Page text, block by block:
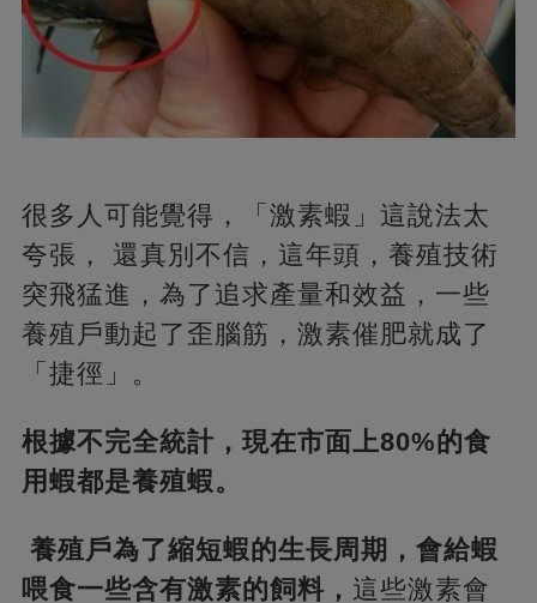
很多人可能覺得，「激素蝦」這說法太
夸張， 還真別不信，這年頭，養殖技術
突飛猛進，為了追求產量和效益，一些
養殖戶動起了歪腦筋，激素催肥就成了
「捷徑」。
根據不完全統計，現在市面上80%的食
用蝦都是養殖蝦。
養殖戶為了縮短蝦的生長周期，會給蝦
喂食一些含有激素的飼料， 這些激素會